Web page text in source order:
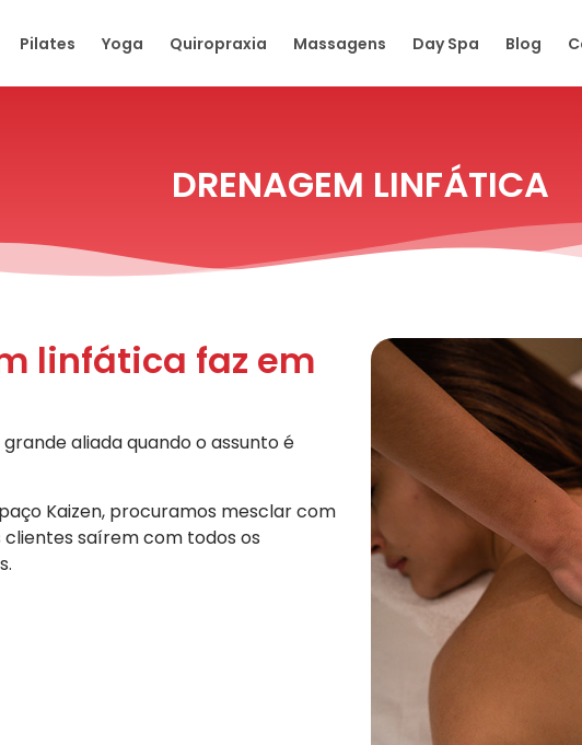
Pilates Yoga Quiropraxia Massagens Day Spa Blog
DRENAGEM LINFÁTICA
linfática faz em
aliada quando o assunto é
Kaizen, procuramos mesclar com
saírem com todos os